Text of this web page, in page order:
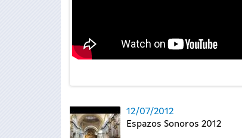
12/07/2012
Espazos Sonoros 2012